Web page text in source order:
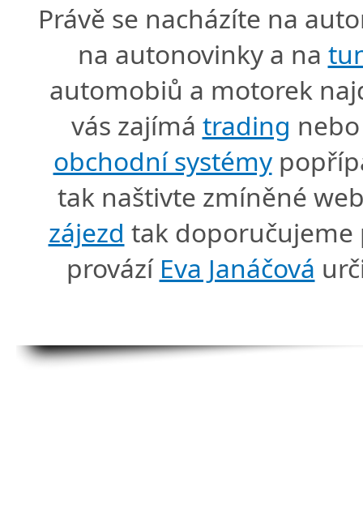
Právě se nacházíte na
na autonovinky a na
automobiů a motorek
vás zajímá trading
obchodní systémy
tak naštivte zmíněné
zájezd tak doporučujeme
provází Eva Janáčová